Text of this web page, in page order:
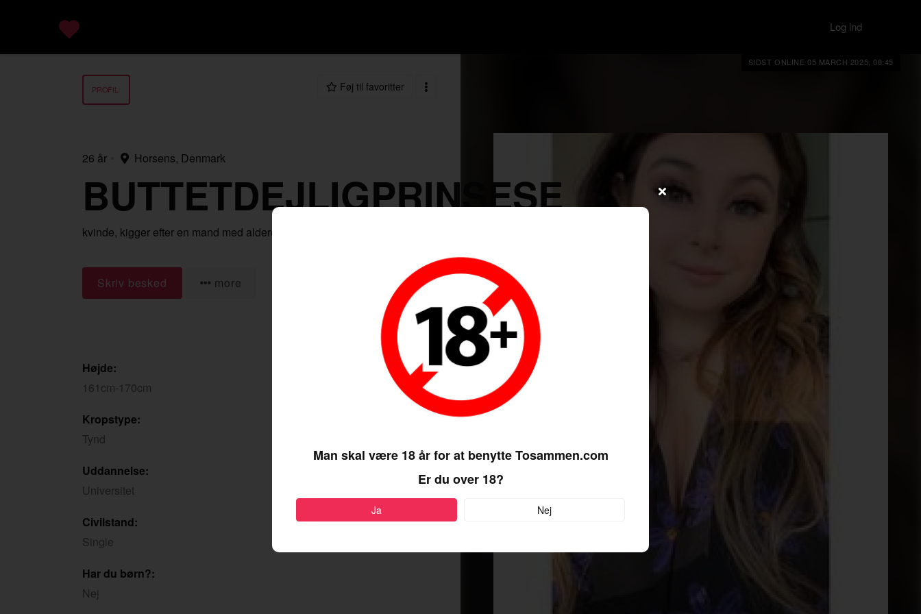
Log ind
SIDST ONLINE 05 MARCH 2025, 08:45
PROFIL Føj til favoritter
26 år Horsens, Denmark
BUTTETDEJLIGPRINSESE
kvinde, kigger efter en mand med alderen 18-30
Skriv besked more
Højde:
161cm-170cm
Kropstype:
Tynd
Uddannelse:
Universitet
Civilstand:
Single
Har du børn?:
Nej
Man skal være 18 år for at benytte Tosammen.com
Er du over 18?
Ja Nej